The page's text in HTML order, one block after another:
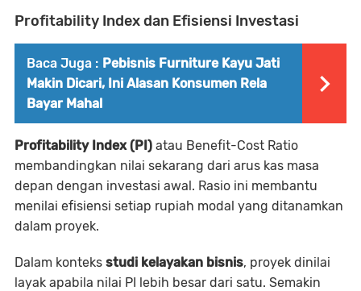
Profitability Index dan Efisiensi Investasi
Baca Juga : Pebisnis Furniture Kayu Jati
Makin Dicari, Ini Alasan Konsumen Rela
Bayar Mahal
Profitability Index (PI) atau Benefit-Cost Ratio
membandingkan nilai sekarang dari arus kas masa
depan dengan investasi awal. Rasio ini membantu
menilai efisiensi setiap rupiah modal yang ditanamkan
dalam proyek.
Dalam konteks studi kelayakan bisnis, proyek dinilai
layak apabila nilai PI lebih besar dari satu. Semakin